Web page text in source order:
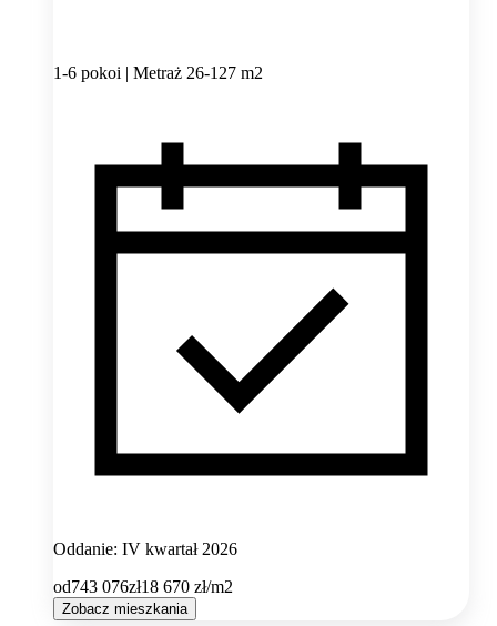
1-6 pokoi | Metraż 26-127 m2
Oddanie: IV kwartał 2026
od743 076zł18 670 zł/m2
Zobacz mieszkania